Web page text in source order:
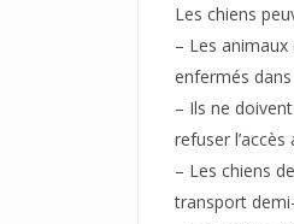
Les chiens
– Les
enfermés
– Ils ne
refuser
– Les chiens
transport